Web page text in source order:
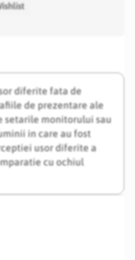
diferite fata de
de prezentare ale
setarile monitorului sau
in care au fost
usor diferite a
cu ochiul